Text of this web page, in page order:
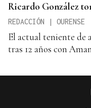
Ricardo González
REDACCIÓN | OURENSE
El actual teniente de
tras 12 años con